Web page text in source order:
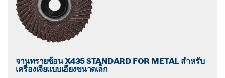
จานทรายซ้อน X435 STANDARD FOR METAL สำหรับ
เครื่องเจียแบบเอียงขนาดเล็ก